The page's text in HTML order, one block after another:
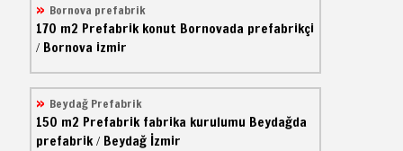
Bornova prefabrik
170 m2 Prefabrik konut Bornovada prefabrikçi
/ Bornova izmir
Beydağ Prefabrik
150 m2 Prefabrik fabrika kurulumu Beydağda
prefabrik/ Beydağ İzmir